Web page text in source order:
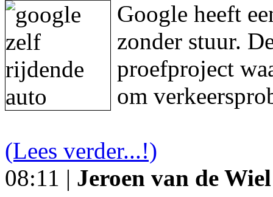
Google heeft
zonder stuur.
proefproject
om
(Lees verder...!)
08:11 | Jeroen van de Wiel